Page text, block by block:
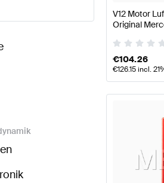
C217 Modellpflege Motor
V12 Motor
Original
€104.26
€126.15incl.